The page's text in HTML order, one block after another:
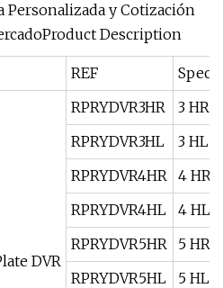
Personalizada y Cotización
Product Description
REF
DVR
RPRYDVR3HR
3 HR
RPRYDVR3HL
3 HL
RPRYDVR4HR 4 HR
RPRYDVR4HL
4 HL
RPRYDVR5HR
5 HR
RPRYDVR5HL
5 HL